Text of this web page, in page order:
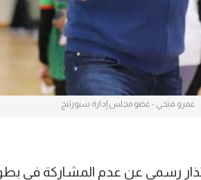
عمرو فتحي - عضو مجلس إدارة سبورتنج
رسمي عن عدم المشاركة في